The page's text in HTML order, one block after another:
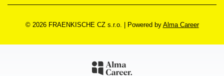
© 2026 FRAENKISCHE CZ s.r.o. Powered by Alma Career